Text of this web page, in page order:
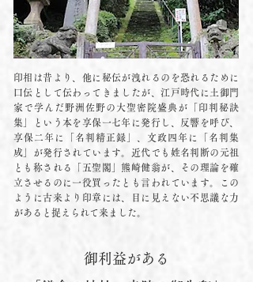
印相は昔より、他に秘伝が洩れるのを恐れるために
口伝として伝わってきましたが、江戸時代に土御門
家で学んだ野洲佐野の大聖密院盛典が「印判秘訣
集」という本を享保一七年に発行し、反響を呼び、
享保二年に「名判精正録」、文政四年に「名判集
成」が発行されています。近代でも姓名判断の元祖
とも称される「五聖閣」熊崎健翁が、その理論を確
立させるのに一役買ったとも言われています。この
ように古来より印章には、目に見えない不思議な力
があると捉えられて来ました。
御利益がある